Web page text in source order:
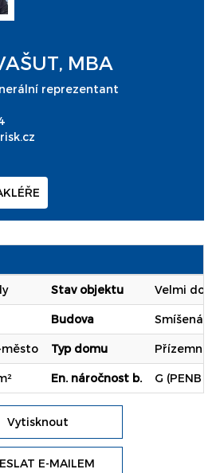
MBA
reprezentant
Stav objektu Velmi
Budova Smíšená
město Typ domu Přízemní
En. náročnost b. G (PENB
Vytisknout
E-MAILEM